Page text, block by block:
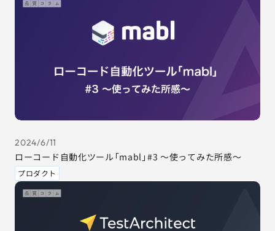
2024/6/11
ローコード自動化ツール「mabl」#3 ～使ってみた所感～
プロダクト